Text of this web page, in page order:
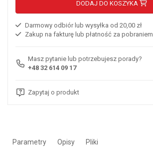
DODAJ DO KOSZYKA
Darmowy odbiór lub wysyłka od 20,00 zł
Zakup na fakturę lub płatność za pobraniem
Masz pytanie lub potrzebujesz porady?
+48 32 614 09 17
Zapytaj o produkt
Parametry Opisy Pliki